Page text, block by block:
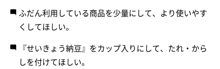
ふだん利用している商品を少量にして、より使いやす
くしてほしい。
『せいきょう納豆』をカップ入りにして、たれ・から
しを付けてほしい。